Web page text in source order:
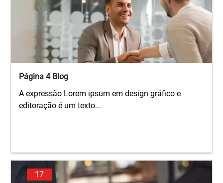
Página 4 Blog
A expressão Lorem ipsum em design gráfico e
editoração é um texto...
17